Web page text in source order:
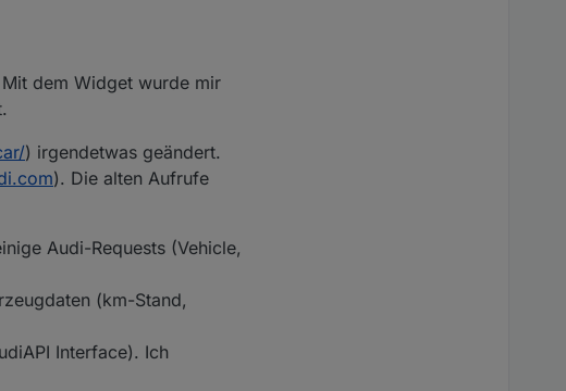
dem Widget wurde mir
) irgendetwas geändert.
). Die alten Aufrufe
Audi-Requests (Vehicle,
(km-Stand,
Interface). Ich